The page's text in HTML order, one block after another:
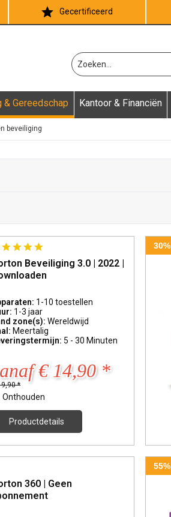
Gecertificeerd
Gereedschap Kantoor & Financiën
beveiliging
Beveiliging 3.0 | 2022 |
1-10 toestellen
1-3 jaar
zone(s):Wereldwijd
Meertalig
5 - 30 Minuten
€ 14,90 *
*
Onthouden
Productdetails
30%
360 | Geen
55%